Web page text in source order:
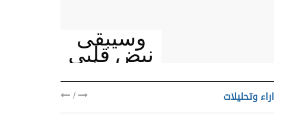
وسيبقى
نبض قلبي
يمنيا
اراء وتحليلات /